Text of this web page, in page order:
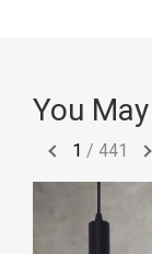
You
1 / 441